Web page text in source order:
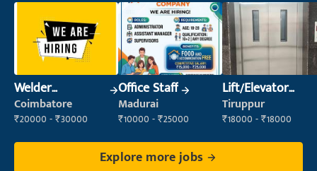
Welder
(Fabrication)
Coimbatore
₹20000 - ₹30000
Office Staff
Madurai
₹10000 - ₹25000
Lift/Elevator
Technician
Tiruppur
₹18000 - ₹18000
Explore more jobs